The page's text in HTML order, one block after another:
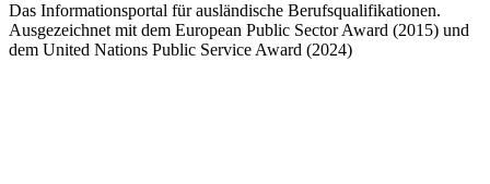
Das Informationsportal für ausländische Berufsqualifikationen.
Ausgezeichnet mit dem European Public Sector Award (2015) und
dem United Nations Public Service Award (2024)